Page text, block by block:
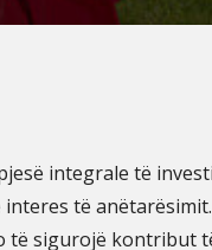
integrale të
të
të sigurojë kontribut